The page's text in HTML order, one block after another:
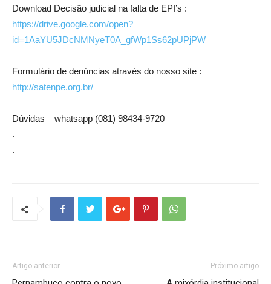
Download Decisão judicial na falta de EPI’s :
https://drive.google.com/open?
id=1AaYU5JDcNMNyeT0A_gfWp1Ss62pUPjPW
Formulário de denúncias através do nosso site :
http://satenpe.org.br/
Dúvidas – whatsapp (081) 98434-9720
.
.
Artigo anterior Próximo artigo